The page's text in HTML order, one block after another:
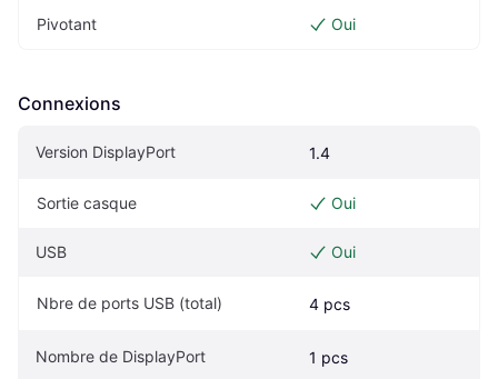
Pivotant Oui
Connexions
Version DisplayPort 1.4
Sortie casque Oui
USB Oui
Nbre de ports USB (total) 4 pcs
Nombre de DisplayPort 1 pcs